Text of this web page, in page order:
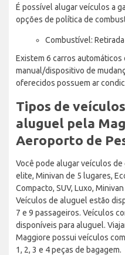
É possível alugar veículos a
opções de política de
Combustível:
Existem 6 carros
manual/dispositivo de
oferecidos possuem ar
Tipos de
aluguel pela
Aeroporto de
Você pode alugar veículos
elite, Minivan de 5 lugares,
Compacto, SUV, Luxo,
Veículos de aluguel estão
7 e 9 passageiros. Veículos
disponíveis para aluguel.
Maggiore possui veículos
1, 2, 3 e 4 peças de bagagem.